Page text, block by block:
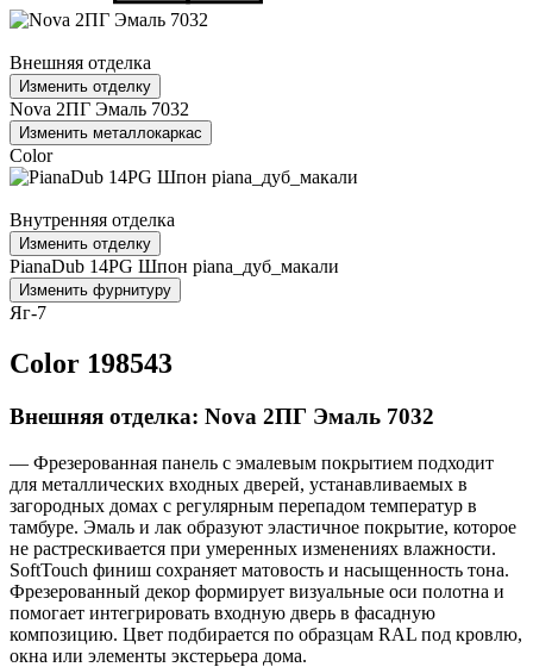
Внешняя отделка
Изменить отделку
Nova 2ПГ Эмаль 7032
Изменить металлокаркас
Color
Внутренняя отделка
Изменить отделку
PianaDub 14PG Шпон piana_дуб_макали
Изменить фурнитуру
Яг-7
Color 198543
Внешняя отделка: Nova 2ПГ Эмаль 7032
— Фрезерованная панель с эмалевым покрытием подходит
для металлических входных дверей, устанавливаемых в
загородных домах с регулярным перепадом температур в
тамбуре. Эмаль и лак образуют эластичное покрытие, которое
не растрескивается при умеренных изменениях влажности.
SoftTouch финиш сохраняет матовость и насыщенность тона.
Фрезерованный декор формирует визуальные оси полотна и
помогает интегрировать входную дверь в фасадную
композицию. Цвет подбирается по образцам RAL под кровлю,
окна или элементы экстерьера дома.